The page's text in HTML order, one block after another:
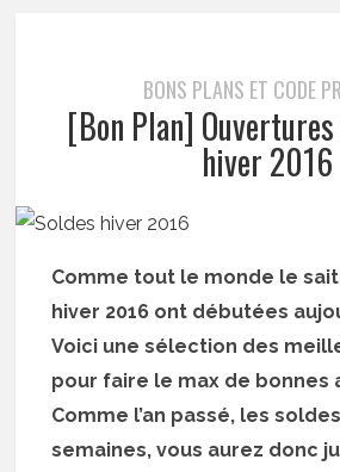
BONS PLANS ET CODE
[Bon Plan]
hiver 2016
Comme tout le monde le
hiver 2016 ont débutées
Voici une sélection des
pour faire le max de bonnes
Comme l’an passé, les
semaines, vous aurez donc